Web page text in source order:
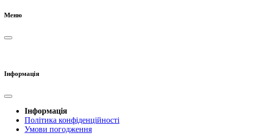
Меню
Інформація
Інформація
Політика конфіденційності
Умови погодження